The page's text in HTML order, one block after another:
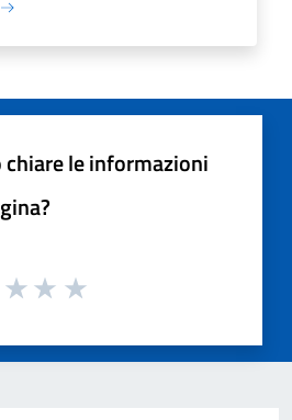
chiare le informazioni